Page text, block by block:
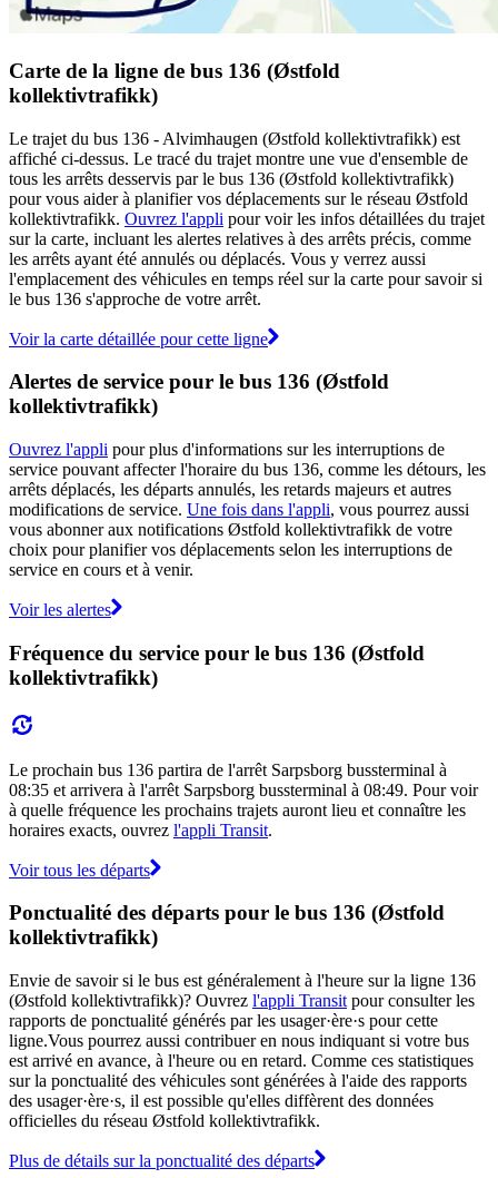
Carte de la ligne de bus 136 (Østfold
kollektivtrafikk)
Le trajet du bus 136 - Alvimhaugen (Østfold kollektivtrafikk) est
affiché ci-dessus. Le tracé du trajet montre une vue d'ensemble de
tous les arrêts desservis par le bus 136 (Østfold kollektivtrafikk)
pour vous aider à planifier vos déplacements sur le réseau Østfold
kollektivtrafikk. Ouvrez l'appli pour voir les infos détaillées du trajet
sur la carte, incluant les alertes relatives à des arrêts précis, comme
les arrêts ayant été annulés ou déplacés. Vous y verrez aussi
l'emplacement des véhicules en temps réel sur la carte pour savoir si
le bus 136 s'approche de votre arrêt.
Voir la carte détaillée pour cette ligne
Alertes de service pour le bus 136 (Østfold
kollektivtrafikk)
Ouvrez l'appli pour plus d'informations sur les interruptions de
service pouvant affecter l'horaire du bus 136, comme les détours, les
arrêts déplacés, les départs annulés, les retards majeurs et autres
modifications de service. Une fois dans l'appli, vous pourrez aussi
vous abonner aux notifications Østfold kollektivtrafikk de votre
choix pour planifier vos déplacements selon les interruptions de
service en cours et à venir.
Voir les alertes
Fréquence du service pour le bus 136 (Østfold
kollektivtrafikk)
Le prochain bus 136 partira de l'arrêt Sarpsborg bussterminal à
08:35 et arrivera à l'arrêt Sarpsborg bussterminal à 08:49. Pour voir
à quelle fréquence les prochains trajets auront lieu et connaître les
horaires exacts, ouvrez l'appli Transit.
Voir tous les départs
Ponctualité des départs pour le bus 136 (Østfold
kollektivtrafikk)
Envie de savoir si le bus est généralement à l'heure sur la ligne 136
(Østfold kollektivtrafikk)? Ouvrez l'appli Transit pour consulter les
rapports de ponctualité générés par les usager·ère·s pour cette
ligne.Vous pourrez aussi contribuer en nous indiquant si votre bus
est arrivé en avance, à l'heure ou en retard. Comme ces statistiques
sur la ponctualité des véhicules sont générées à l'aide des rapports
des usager·ère·s, il est possible qu'elles diffèrent des données
officielles du réseau Østfold kollektivtrafikk.
Plus de détails sur la ponctualité des départs